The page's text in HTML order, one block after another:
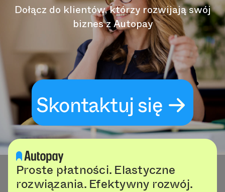
Dołącz do klientów, którzy rozwijają swój
biznes z Autopay
Skontaktuj się
Proste płatności. Elastyczne
rozwiązania. Efektywny rozwój.